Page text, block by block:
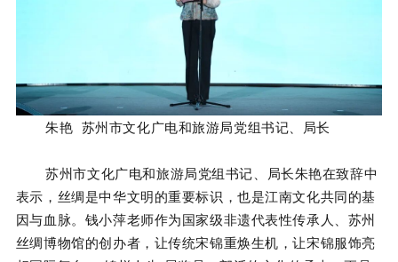
朱艳 苏州市文化广电和旅游局党组书记、局长
苏州市文化广电和旅游局党组书记、局长朱艳在致辞中
表示，丝绸是中华文明的重要标识，也是江南文化共同的基
因与血脉。钱小萍老师作为国家级非遗代表性传承人、苏州
丝绸博物馆的创办者，让传统宋锦重焕生机，让宋锦服饰亮